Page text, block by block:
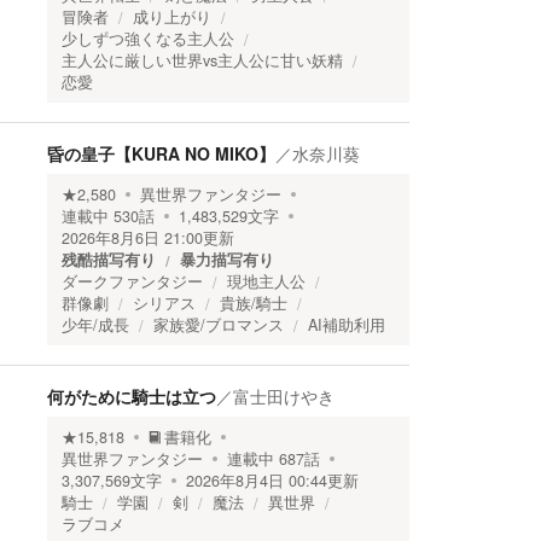
冒険者
成り上がり
少しずつ強くなる主人公
主人公に厳しい世界vs主人公に甘い妖精
恋愛
昏の皇子【KURA NO MIKO】 ／水奈川葵
★2,580
異世界ファンタジー
連載中 530話 1,483,529文字
2026年8月6日 21:00更新
残酷描写有り
暴力描写有り
ダークファンタジー
現地主人公
群像劇
シリアス
貴族/騎士
少年/成長
家族愛/ブロマンス AI補助利用
何がために騎士は立つ／富士田けやき
★15,818
書籍化
異世界ファンタジー
連載中 687話
3,307,569文字 2026年8月4日 00:44更新
騎士
学園 剣 魔法
異世界
ラブコメ